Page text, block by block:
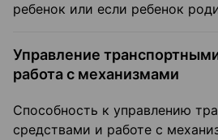
ребенок или если ребенок
Управление
работа с механизмами
Способность к управлению
средствами и работе с